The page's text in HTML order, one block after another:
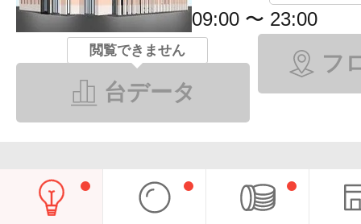
09:00 〜 23:00
閲覧できません
台データ
フ